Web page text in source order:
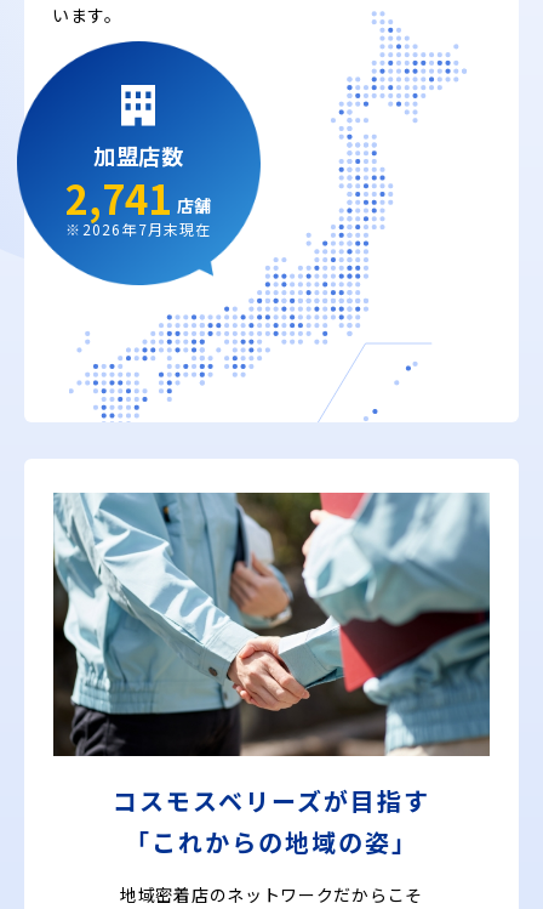
います。
加盟店数
2,741 店舗
※2026年7月末現在
コスモスベリーズが目指す
「これからの地域の姿」
地域密着店のネットワークだからこそ